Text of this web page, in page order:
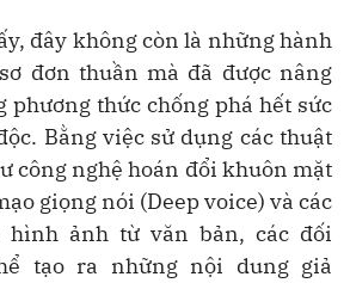
đây không còn là những hành
đơn thuần mà đã được nâng
phương thức chống phá hết sức
Bằng việc sử dụng các thuật
công nghệ hoán đổi khuôn mặt
giọng nói (Deep voice) và các
hình ảnh từ văn bản, các đối
tạo ra những nội dung giả